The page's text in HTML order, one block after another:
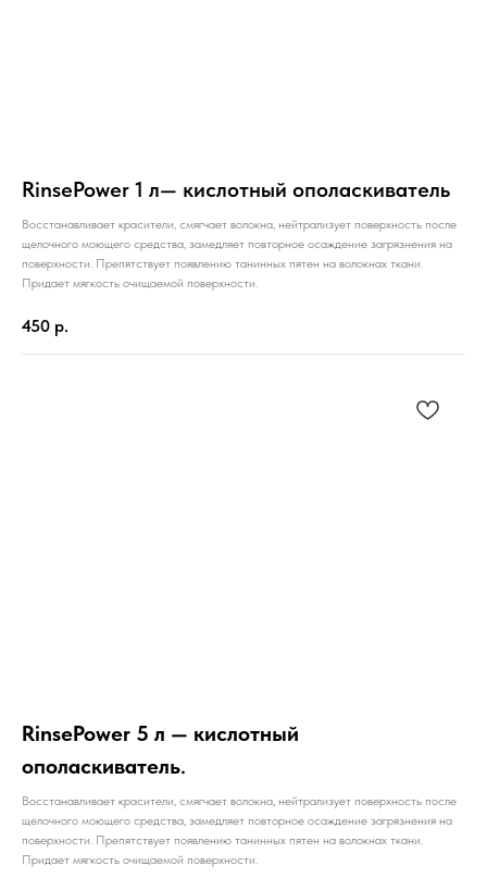
RinsePower 1 л— кислотный ополаскиватель
Восстанавливает красители, смягчает волокна, нейтрализует поверхность после
щелочного моющего средства, замедляет повторное осаждение загрязнения на
поверхности. Препятствует появлению танинных пятен на волокнах ткани.
Придает мягкость очищаемой поверхности.
450 р.
RinsePower 5 л — кислотный
ополаскиватель.
Восстанавливает красители, смягчает волокна, нейтрализует поверхность после
щелочного моющего средства, замедляет повторное осаждение загрязнения на
поверхности. Препятствует появлению танинных пятен на волокнах ткани.
Придает мягкость очищаемой поверхности.